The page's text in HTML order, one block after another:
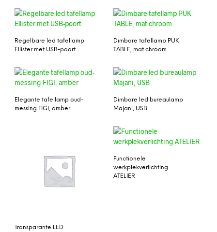
Regelbare led tafellamp
Ellister met USB-poort
Dimbare tafellamp PUK
TABLE, mat chroom
Elegante tafellamp oud-
messing FIGI, amber
Dimbare led bureaulamp
Majani, USB
Transparante LED
Functionele
werkplekverlichting
ATELIER